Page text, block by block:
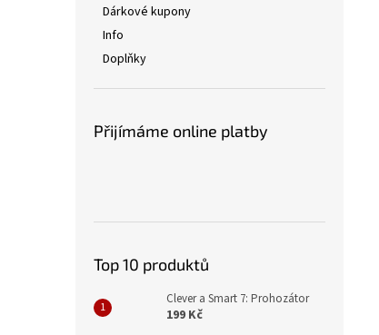
Dárkové kupony
Info
Doplňky
Přijímáme online platby
Top 10 produktů
Clever a Smart 7: Prohozátor
199 Kč